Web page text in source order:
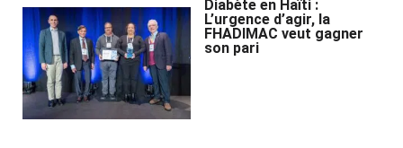
Diabète en Haïti :
L’urgence d’agir, la
FHADIMAC veut gagner
son pari